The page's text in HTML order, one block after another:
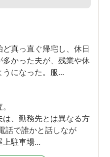
真っ直ぐ帰宅し、休日
かった夫が、残業や休
になった。服...
、勤務先とは異なる方
話で誰かと話しなが
上駐車場...